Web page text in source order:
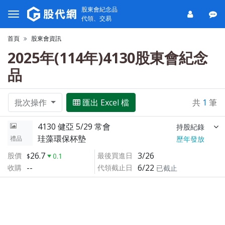
股東會紀念品
代領、交易
首頁 股東會資訊
2025年(114年)4130股東會紀念
品
批次操作 匯出 Excel 檔 共 1 筆
禮品
4130 健亞 5/29 常會 持股紀錄
珪藻環保杯墊
歷年發放
股價
26.7
0.1
收購 --
最後買進日 3/26
代領截止日 6/22 已截止